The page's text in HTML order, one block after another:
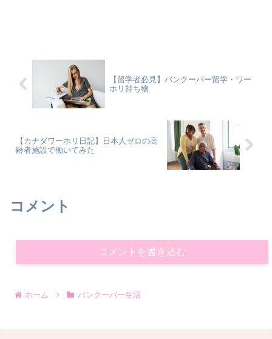
【留学者必見】バンクーバー留学・ワー
ホリ持ち物
【カナダワーホリ日記】日本人ゼロの高
齢者施設で働いてみた
コメント
コメントを書き込む
ホーム バンクーバー生活